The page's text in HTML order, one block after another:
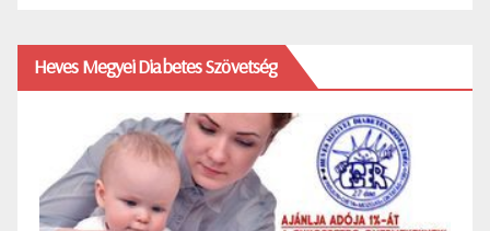
Heves Megyei Diabetes Szövetség